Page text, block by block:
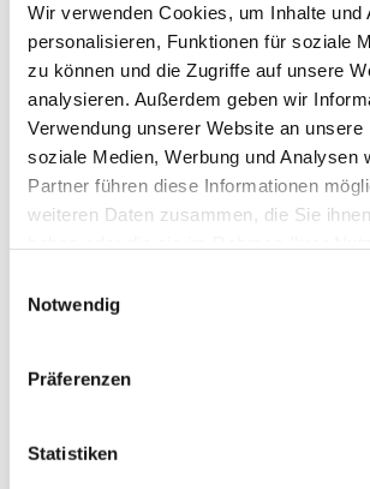
Wir verwenden Cookies, um Inhalte und
personalisieren, Funktionen für soziale
zu können und die Zugriffe auf unsere
analysieren. Außerdem geben wir
Verwendung unserer Website an unsere
soziale Medien, Werbung und Analysen
Partner führen diese Informationen
weiteren Daten zusammen, die Sie
Notwendig
Präferenzen
Statistiken
differenzierten Unterricht individuell
nach Begabung, Neigung und Interesse